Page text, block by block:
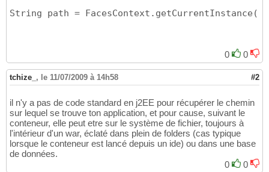
String path = FacesContext.getCurrentInstance (
0 0
tchize_ , le 11/07/2009 à 14h58 #2
il n'y a pas de code standard en j2EE pour récupérer le chemin
sur lequel se trouve ton application, et pour cause, suivant le
conteneur, elle peut etre sur le système de fichier, toujours à
l'intérieur d'un war, éclaté dans plein de folders (cas typique
lorsque le conteneur est lancé depuis un ide) ou dans une base
de données.
0
0